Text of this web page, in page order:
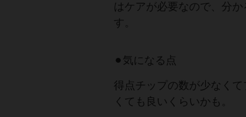
はケアが必要なので、分
す。
⚫︎気になる点
得点チップの数が少なく
くても良いくらいかも。